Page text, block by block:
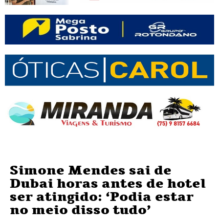
Simone Mendes sai de
Dubai horas antes de hotel
ser atingido: ‘Podia estar
no meio disso tudo’